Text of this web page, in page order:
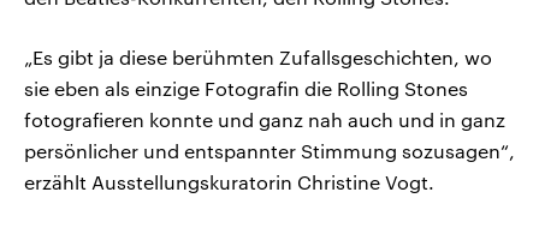
„Es gibt ja diese berühmten Zufallsgeschichten, wo
sie eben als einzige Fotografin die Rolling Stones
fotografieren konnte und ganz nah auch und in ganz
persönlicher und entspannter Stimmung sozusagen“,
erzählt Ausstellungskuratorin Christine Vogt.